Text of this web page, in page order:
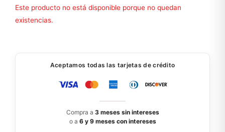
Este producto no está disponible porque no quedan
existencias.
Aceptamos todas las tarjetas de crédito
Compra a 3 meses sin intereses
o a 6 y 9 meses con intereses